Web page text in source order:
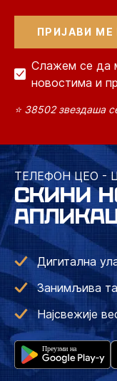
Слажем се да
новостима и
⭐ 38502 звездаша
ТЕЛЕФОН ЦЕО -
СКИНИ
Дигитална
Занимљива
Најсвежије